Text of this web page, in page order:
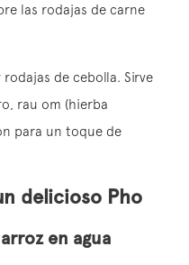
las rodajas de carne
de cebolla. Sirve
rau om (hierba
para un toque de
delicioso Pho
en agua